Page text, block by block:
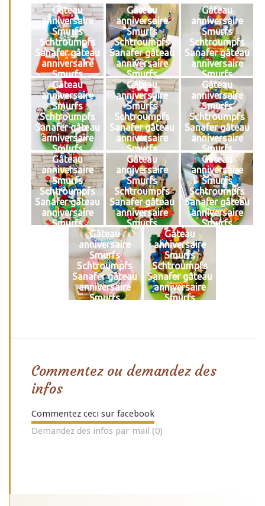
Gâteau
anniversaire
Smurfs
Schtroumpfs
Sanafer gâteau
anniversaire
Smurfs
Schtroumpfs
Gâteau
anniversaire
Smurfs
Schtroumpfs
Sanafer gâteau
anniversaire
Smurfs
Schtroumpfs
Gâteau
anniversaire
Smurfs
Schtroumpfs
Sanafer gâteau
anniversaire
Smurfs
Schtroumpfs
Gâteau
anniversaire
Smurfs
Schtroumpfs
Sanafer gâteau
anniversaire
Smurfs
Schtroumpfs
Gâteau
anniversaire
Smurfs
Schtroumpfs
Sanafer gâteau
anniversaire
Smurfs
Schtroumpfs
Gâteau
anniversaire
Smurfs
Schtroumpfs
Sanafer gâteau
anniversaire
Smurfs
Schtroumpfs
Gâteau
anniversaire
Smurfs
Schtroumpfs
Sanafer gâteau
anniversaire
Smurfs
Schtroumpfs
Gâteau
anniversaire
Smurfs
Schtroumpfs
Sanafer gâteau
anniversaire
Smurfs
Schtroumpfs
Gâteau
anniversaire
Smurfs
Schtroumpfs
Sanafer gâteau
anniversaire
Smurfs
Schtroumpfs
Gâteau
anniversaire
Smurfs
Schtroumpfs
Sanafer gâteau
anniversaire
Smurfs
Gâteau
anniversaire
Smurfs
Schtroumpfs
Sanafer gâteau
anniversaire
Smurfs
Commentez ou demandez des
infos
Commentez ceci sur facebook
Demandez des infos par mail (0)